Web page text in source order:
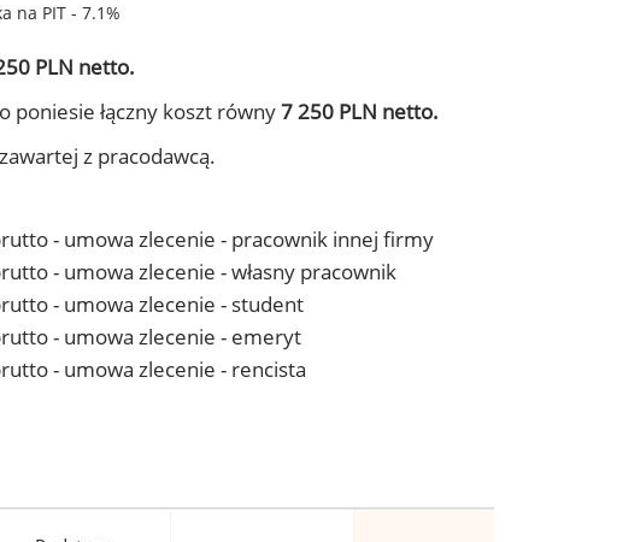
na PIT - 7.1%
PLN netto.
poniesie łączny koszt równy7 250 PLN netto.
z pracodawcą.
- umowa zlecenie - pracownik innej firmy
- umowa zlecenie - własny pracownik
- umowa zlecenie - student
- umowa zlecenie - emeryt
- umowa zlecenie - rencista